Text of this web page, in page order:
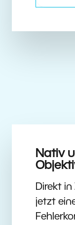
Nativ
Direkt
jetzt